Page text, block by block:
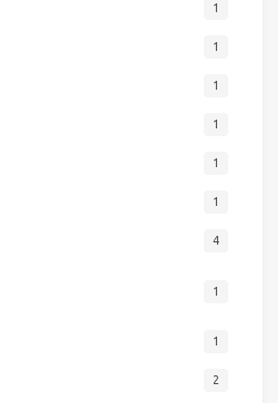
1
1
1
1
1
1
4
1
1
2